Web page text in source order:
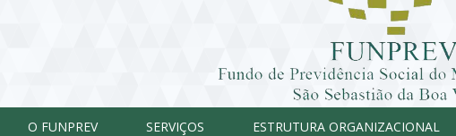
O FUNPREV SERVIÇOS ESTRUTURA ORGANIZACIONAL